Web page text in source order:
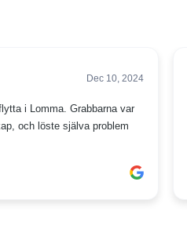
Dec 10, 2024
i Lomma. Grabbarna var
och löste själva problem